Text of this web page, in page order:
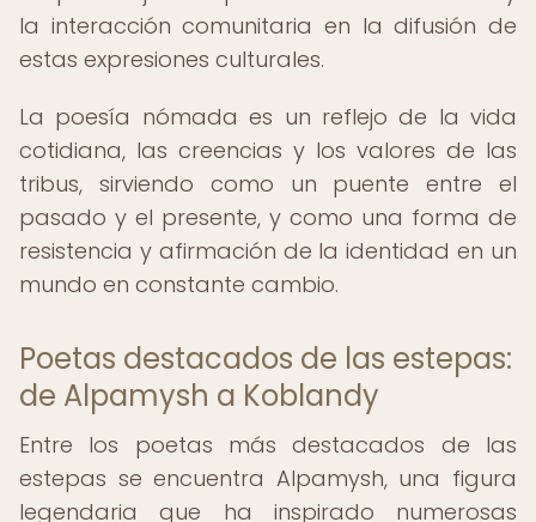
la interacción comunitaria en la difusión de
estas expresiones culturales.
La poesía nómada es un reflejo de la vida
cotidiana, las creencias y los valores de las
tribus, sirviendo como un puente entre el
pasado y el presente, y como una forma de
resistencia y afirmación de la identidad en un
mundo en constante cambio.
Poetas destacados de las estepas:
de Alpamysh a Koblandy
Entre los poetas más destacados de las
estepas se encuentra Alpamysh, una figura
legendaria que ha inspirado numerosas